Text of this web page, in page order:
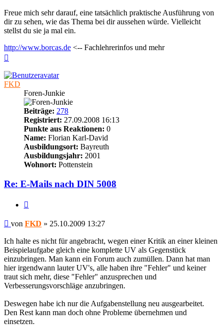
Freue mich sehr darauf, eine tatsächlich praktische Ausführung von
dir zu sehen, wie das Thema bei dir aussehen würde. Vielleicht
stellst du sie ja mal ein.
http://www.borcas.de <-- Fachlehrerinfos und mehr
FKD
Foren-Junkie
Beiträge: 278
Registriert: 27.09.2008 16:13
Punkte aus Reaktionen: 0
Name: Florian Karl-David
Ausbildungsort: Bayreuth
Ausbildungsjahr: 2001
Wohnort: Pottenstein
Re: E-Mails nach DIN 5008
Beitrag
von FKD » 25.10.2009 13:27
Ich halte es nicht für angebracht, wegen einer Kritik an einer kleinen
Beispielaufgabe gleich eine komplette UV als Gegenstück
einzubringen. Man kann ein Forum auch zumüllen. Dann hat man
hier irgendwann lauter UV's, alle haben ihre "Fehler" und keiner
traut sich mehr, diese "Fehler" anzusprechen und
Verbesserungsvorschläge anzubringen.
Deswegen habe ich nur die Aufgabenstellung neu ausgearbeitet.
Den Rest kann man doch ohne Probleme übernehmen und
einsetzen.